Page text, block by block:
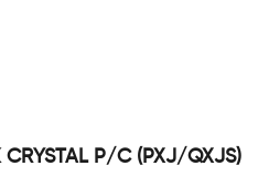
CRYSTAL P/C (PXJ/QXJS)